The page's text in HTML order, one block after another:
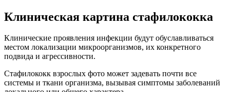
Клиническая картина стафилококка
Клинические проявления инфекции будут обуславливаться
местом локализации микроорганизмов, их конкретного
подвида и агрессивности.
Стафилококк взрослых фото может задевать почти все
системы и ткани организма, вызывая симптомы заболеваний